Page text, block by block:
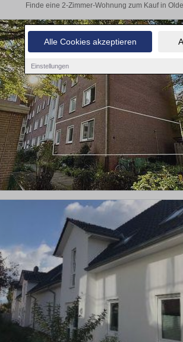
Alle Cookies akzeptieren
Einstellungen
Finde eine 2-Zimmer-Wohnung zum Kauf in